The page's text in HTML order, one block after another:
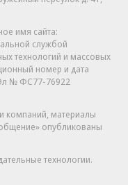
имя сайта:
службой
технологий и массовых
номер и дата
№ ФС77-76922
компаний, материалы
опубликованы
технологии.